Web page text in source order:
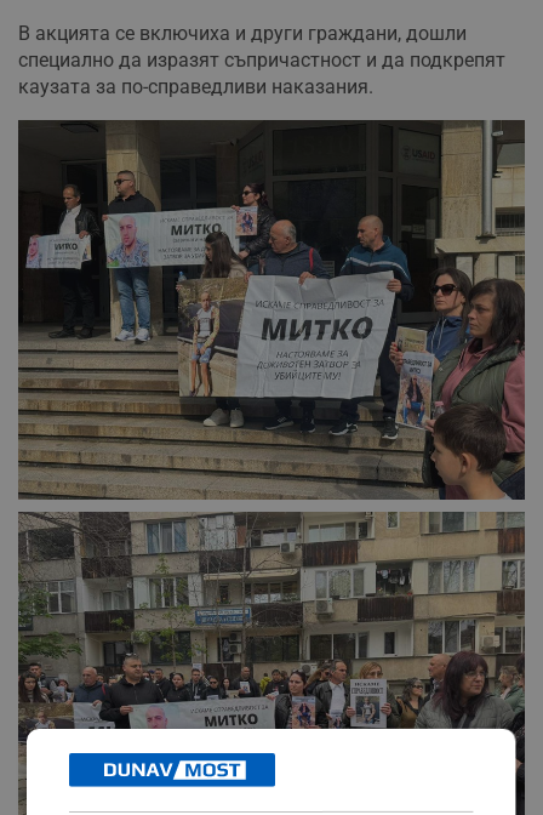
В акцията се включиха и други граждани, дошли
специално да изразят съпричастност и да подкрепят
каузата за по-справедливи наказания.